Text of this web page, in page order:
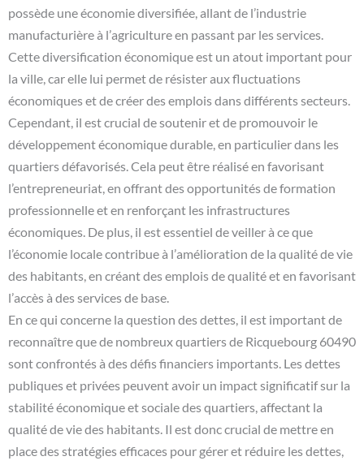
possède une économie diversifiée, allant de l’industrie
manufacturière à l’agriculture en passant par les services.
Cette diversification économique est un atout important pour
la ville, car elle lui permet de résister aux fluctuations
économiques et de créer des emplois dans différents secteurs.
Cependant, il est crucial de soutenir et de promouvoir le
développement économique durable, en particulier dans les
quartiers défavorisés. Cela peut être réalisé en favorisant
l’entrepreneuriat, en offrant des opportunités de formation
professionnelle et en renforçant les infrastructures
économiques. De plus, il est essentiel de veiller à ce que
l’économie locale contribue à l’amélioration de la qualité de vie
des habitants, en créant des emplois de qualité et en favorisant
l’accès à des services de base.
En ce qui concerne la question des dettes, il est important de
reconnaître que de nombreux quartiers de Ricquebourg 60490
sont confrontés à des défis financiers importants. Les dettes
publiques et privées peuvent avoir un impact significatif sur la
stabilité économique et sociale des quartiers, affectant la
qualité de vie des habitants. Il est donc crucial de mettre en
place des stratégies efficaces pour gérer et réduire les dettes,